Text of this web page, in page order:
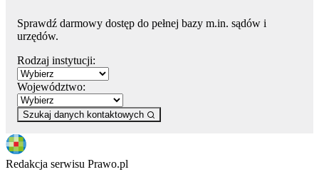
Sprawdź darmowy dostęp do pełnej bazy m.in. sądów i
urzędów.
Rodzaj instytucji:
Województwo:
Szukaj danych kontaktowych
Redakcja serwisu Prawo.pl